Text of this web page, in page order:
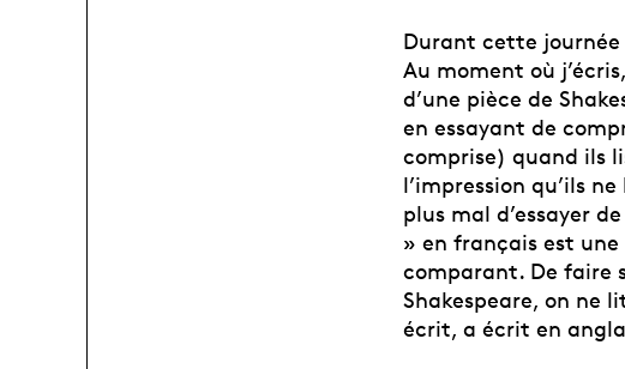
Durant cette journée
Au moment où
d’une pièce de
en essayant de
comprise) quand ils
l’impression qu’ils
plus mal d’essayer
» en français est
comparant. De faire
Shakespeare, on ne
écrit, a écrit en